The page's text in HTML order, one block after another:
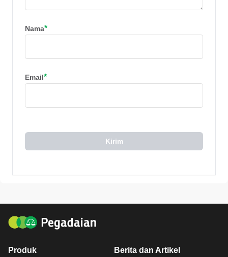
Nama*
Email*
Kirim
Produk
Berita dan Artikel